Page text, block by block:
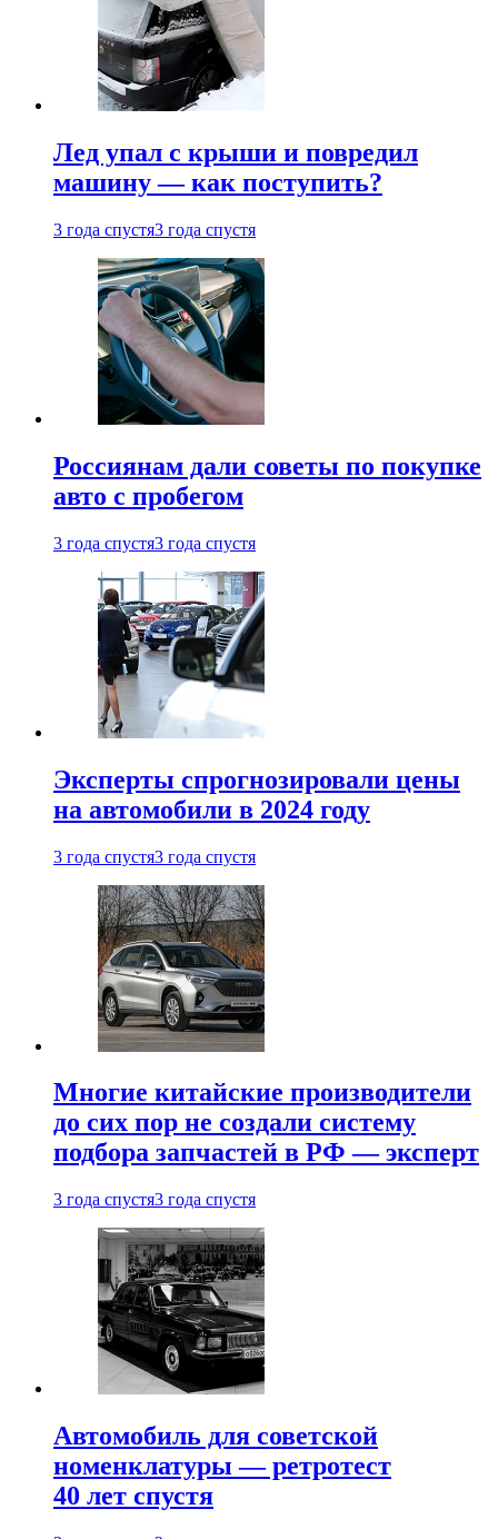
Лед упал с крыши и повредил
машину — как поступить?
3 года спустя3 года спустя
Россиянам дали советы по покупке
авто с пробегом
3 года спустя3 года спустя
Эксперты спрогнозировали цены
на автомобили в 2024 году
3 года спустя3 года спустя
Многие китайские производители
до сих пор не создали систему
подбора запчастей в РФ — эксперт
3 года спустя3 года спустя
Автомобиль для советской
номенклатуры — ретротест
40 лет спустя